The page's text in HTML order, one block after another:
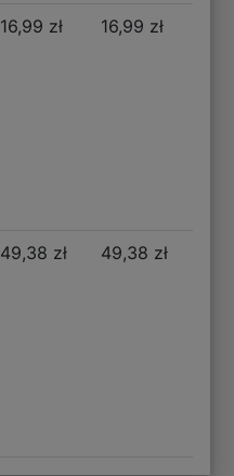
16,99 zł 16,99 zł
49,38 zł 49,38 zł